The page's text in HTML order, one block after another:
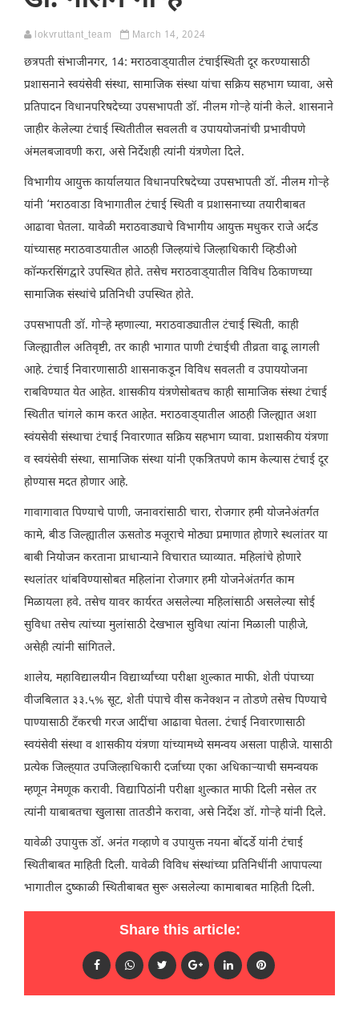
lokvruttant_team March 14, 2024
छत्रपती संभाजीनगर, 14: मराठवाड‌्यातील टंचाईस्थिती दूर करण्यासाठी
प्रशासनाने स्वयंसेवी संस्था, सामाजिक संस्था यांचा सक्रिय सहभाग घ्यावा, असे
प्रतिपादन विधानपरिषदेच्या उपसभापती डॉ. नीलम गोऱ्हे यांनी केले. शासनाने
जाहीर केलेल्या टंचाई स्थितीतील सवलती व उपाययोजनांची प्रभावीपणे
अंमलबजावणी करा, असे निर्देशही त्यांनी यंत्रणेला दिले.
विभागीय आयुक्त कार्यालयात विधानपरिषदेच्या उपसभापती डॉ. नीलम गोऱ्हे
यांनी ‘मराठवाडा विभागातील टंचाई स्थिती व प्रशासनाच्या तयारीबाबत
आढावा घेतला. यावेळी मराठवाड्याचे विभागीय आयुक्त मधुकर राजे अर्दड
यांच्यासह मराठवाडयातील आठही जिल्हयांचे जिल्हाधिकारी व्हिडीओ
कॉन्फरसिंगद्वारे उपस्थित होते. तसेच मराठवाड‌्यातील विविध ठिकाणच्या
सामाजिक संस्थांचे प्रतिनिधी उपस्थित होते.
उपसभापती डॉ. गोऱ्हे म्हणाल्या, मराठवाड्यातील टंचाई स्थिती, काही
जिल्ह्यातील अतिवृष्टी, तर काही भागात पाणी टंचाईची तीव्रता वाढू लागली
आहे. टंचाई निवारणासाठी शासनाकडून विविध सवलती व उपाययोजना
राबविण्यात येत आहेत. शासकीय यंत्रणेसोबतच काही सामाजिक संस्था टंचाई
स्थितीत चांगले काम करत आहेत. मराठवाड‌्यातील आठही जिल्ह्यात अशा
स्वंयसेवी संस्थाचा टंचाई निवारणात सक्रिय सहभाग घ्यावा. प्रशासकीय यंत्रणा
व स्वयंसेवी संस्था, सामाजिक संस्था यांनी एकत्रितपणे काम केल्यास टंचाई दूर
होण्यास मदत होणार आहे.
गावागावात पिण्याचे पाणी, जनावरांसाठी चारा, रोजगार हमी योजनेअंतर्गत
कामे, बीड जिल्ह्यातील ऊसतोड मजूराचे मोठ्या प्रमाणात होणारे स्थलांतर या
बाबी नियोजन करताना प्राधान्याने विचारात घ्याव्यात. महिलांचे होणारे
स्थलांतर थांबविण्यासोबत महिलांना रोजगार हमी योजनेअंतर्गत काम
मिळायला हवे. तसेच यावर कार्यरत असलेल्या महिलांसाठी असलेल्या सोई
सुविधा तसेच त्यांच्या मुलांसाठी देखभाल सुविधा त्यांना मिळाली पाहीजे,
असेही त्यांनी सांगितले.
शालेय, महाविद्यालयीन विद्यार्थ्यांच्या परीक्षा शुल्कात माफी, शेती पंपाच्या
वीजबिलात ३३.५% सूट, शेती पंपाचे वीस कनेक्शन न तोडणे तसेच पिण्याचे
पाण्यासाठी टँकरची गरज आदींचा आढावा घेतला. टंचाई निवारणासाठी
स्वयंसेवी संस्था व शासकीय यंत्रणा यांच्यामध्ये समन्वय असला पाहीजे. यासाठी
प्रत्येक जिल्ह‌्यात उपजिल्हाधिकारी दर्जाच्या एका अधिकाऱ्याची समन्वयक
म्हणून नेमणूक करावी. विद्यापिठांनी परीक्षा शुल्कात माफी दिली नसेल तर
त्यांनी याबाबतचा खुलासा तातडीने करावा, असे निर्देश डॉ. गोऱ्हे यांनी दिले.
यावेळी उपायुक्त डॉ. अनंत गव्हाणे व उपायुक्त नयना बोंदर्डे यांनी टंचाई
स्थितीबाबत माहिती दिली. यावेळी विविध संस्थांच्या प्रतिनिधींनी आपापल्या
भागातील दुष्काळी स्थितीबाबत सुरू असलेल्या कामाबाबत माहिती दिली.
Share this article: